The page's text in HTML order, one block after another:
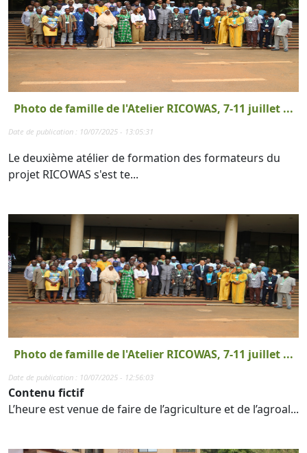
Photo de famille de l'Atelier RICOWAS, 7-11 juillet ...
Date de publication : 10/07/2025 - 13:05:31
Le deuxième atélier de formation des formateurs du
projet RICOWAS s'est te...
Photo de famille de l'Atelier RICOWAS, 7-11 juillet ...
Date de publication : 10/07/2025 - 12:56:03
Contenu fictif
L’heure est venue de faire de l’agriculture et de l’agroal...